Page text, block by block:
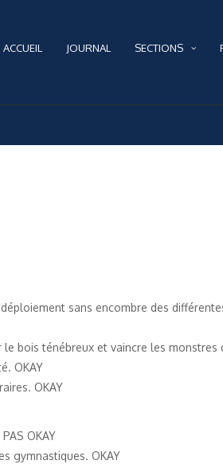
ACCUEIL JOURNAL SECTIONS
sans encombre des
bois ténébreux et vaincre les monstres
OKAY
OKAY
OKAY
gymnastiques. OKAY